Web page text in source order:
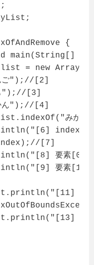
{
main(String[]
= new
");//[2]
[3]
");//[4]
みかん
index =
[7]
要素
要素
要
要